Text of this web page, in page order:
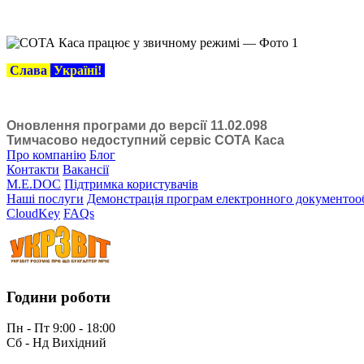
Слава Україні!
Оновлення програми до версії 11.02.098
Тимчасово недоступний сервіс СОТА Каса
Про компанію Блог
Контакти Вакансії
M.E.DOC Підтримка користувачів
Наші послуги Демонстрація програм електронного
CloudKey FAQs
Години роботи
Пн - Пт 9:00 - 18:00
Сб - Нд Вихідний